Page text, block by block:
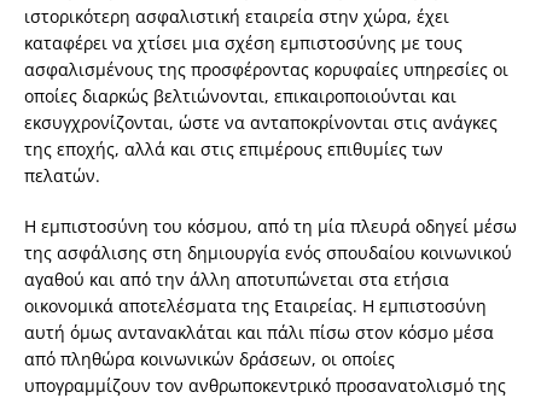
ιστορικότερη ασφαλιστική εταιρεία στην χώρα, έχει
καταφέρει να χτίσει μια σχέση εμπιστοσύνης με τους
ασφαλισμένους της προσφέροντας κορυφαίες υπηρεσίες οι
οποίες διαρκώς βελτιώνονται, επικαιροποιούνται και
εκσυγχρονίζονται, ώστε να ανταποκρίνονται στις ανάγκες
της εποχής, αλλά και στις επιμέρους επιθυμίες των
πελατών.
Η εμπιστοσύνη του κόσμου, από τη μία πλευρά οδηγεί μέσω
της ασφάλισης στη δημιουργία ενός σπουδαίου κοινωνικού
αγαθού και από την άλλη αποτυπώνεται στα ετήσια
οικονομικά αποτελέσματα της Εταιρείας. Η εμπιστοσύνη
αυτή όμως αντανακλάται και πάλι πίσω στον κόσμο μέσα
από πληθώρα κοινωνικών δράσεων, οι οποίες
υπογραμμίζουν τον ανθρωποκεντρικό προσανατολισμό της